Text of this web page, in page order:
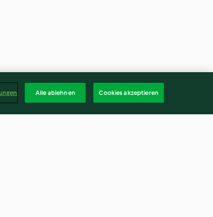
Alle ablehnen Cookies akzeptieren